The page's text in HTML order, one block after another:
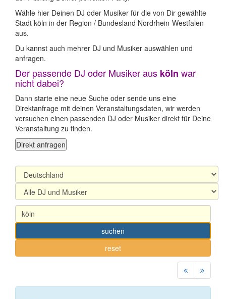
Wähle hier Deinen DJ oder Musiker für die von Dir gewählte
Stadt köln in der Region / Bundesland Nordrhein-Westfalen
aus.
Du kannst auch mehrer DJ und Musiker auswählen und
anfragen.
Der passende DJ oder Musiker aus köln war
nicht dabei?
Dann starte eine neue Suche oder sende uns eine
Direktanfrage mit deinen Veranstaltungsdaten, wir werden
versuchen einen passenden DJ oder Musiker direkt für Deine
Veranstaltung zu finden.
Direkt anfragen
suchen
reset